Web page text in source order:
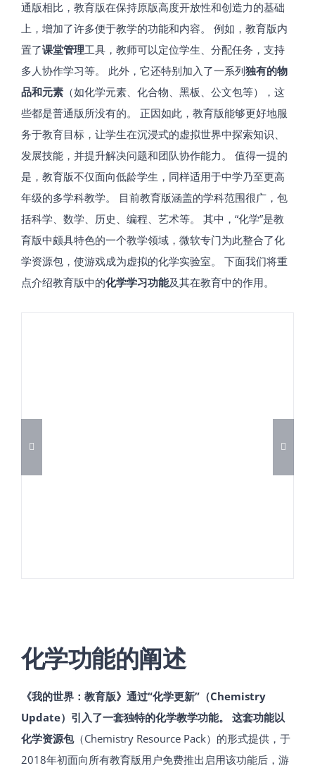
通版相比，教育版在保持原版高度开放性和创造力的基础
上，增加了许多便于教学的功能和内容。 例如，教育版内
置了课堂管理工具，教师可以定位学生、分配任务，支持
多人协作学习等。 此外，它还特别加入了一系列独有的物
品和元素（如化学元素、化合物、黑板、公文包等），这
些都是普通版所没有的​。 正因如此，教育版能够更好地服
务于教育目标，让学生在沉浸式的虚拟世界中探索知识、
发展技能，并提升解决问题和团队协作能力​。 值得一提的
是，教育版不仅面向低龄学生，同样适用于中学乃至更高
年级的多学科教学​。 目前教育版涵盖的学科范围很广，包
括科学、数学、历史、编程、艺术等​。 其中，“化学”是教
育版中颇具特色的一个教学领域，微软专门为此整合了化
学资源包，使游戏成为虚拟的化学实验室。 下面我们将重
点介绍教育版中的化学学习功能及其在教育中的作用。
化学功能的阐述
《我的世界：教育版》通过“化学更新”（Chemistry
Update）引入了一套独特的化学教学功能。 这套功能以
化学资源包（Chemistry Resource Pack）的形式提供，于
2018年初面向所有教育版用户免费推出​启用该功能后，游